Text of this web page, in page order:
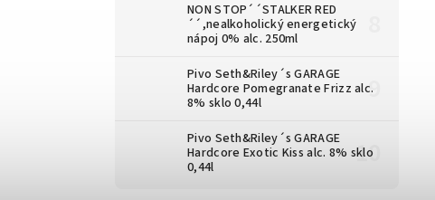
NON STOP´´STALKER RED
´´,nealkoholický energetický
nápoj 0% alc. 250ml
Pivo Seth&Riley´s GARAGE
Hardcore Pomegranate Frizz alc.
8% sklo 0,44l
Pivo Seth&Riley´s GARAGE
Hardcore Exotic Kiss alc. 8% sklo
0,44l